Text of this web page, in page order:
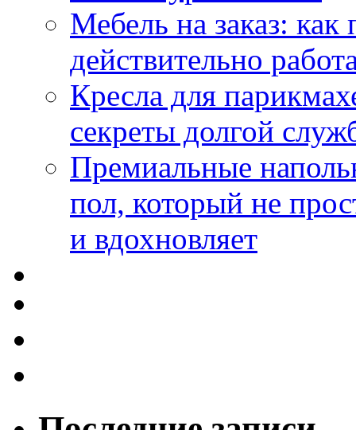
Мебель на заказ:
действительно
Кресла для
секреты долгой
Премиальные
пол, который не
и вдохновляет